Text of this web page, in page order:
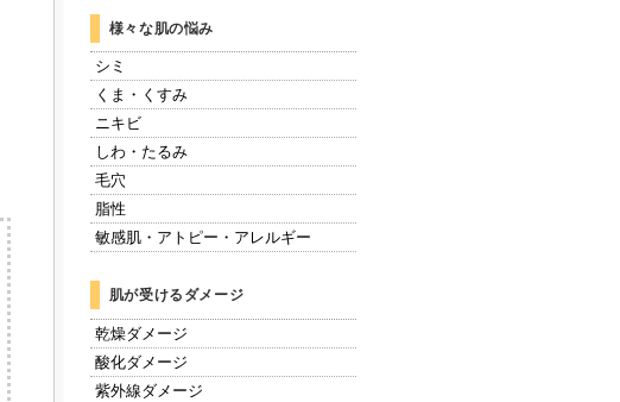
様々な肌の悩み
シミ
くま・くすみ
ニキビ
しわ・たるみ
毛穴
脂性
敏感肌・アトピー・アレルギー
肌が受けるダメージ
乾燥ダメージ
酸化ダメージ
紫外線ダメージ